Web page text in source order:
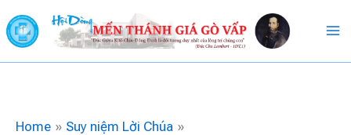
to
content
Home
Suy niệm Lời Chúa